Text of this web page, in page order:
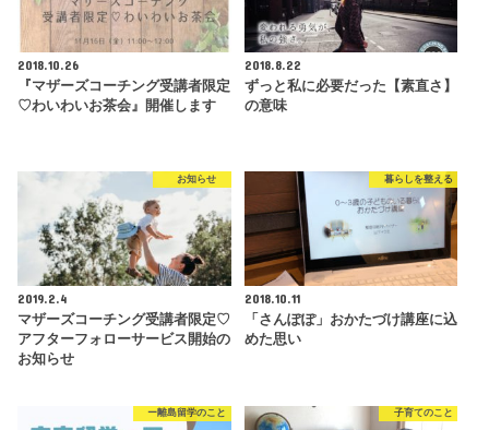
2018.10.26
『マザーズコーチング受講者限定
♡わいわいお茶会』開催します
2018.8.22
ずっと私に必要だった【素直さ】
の意味
お知らせ
2019.2.4
マザーズコーチング受講者限定♡
アフターフォローサービス開始の
お知らせ
暮らしを整える
2018.10.11
「さんぽぽ」おかたづけ講座に込
めた思い
ー離島留学のこと 子育てのこと